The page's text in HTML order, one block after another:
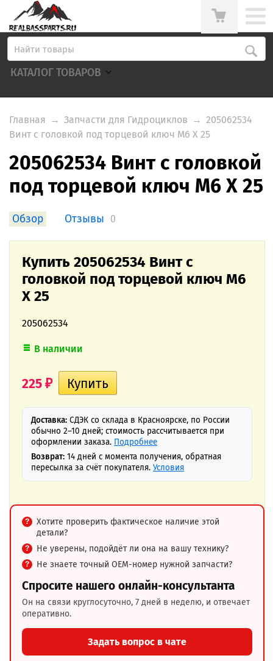
КАТАЛОГ ТОВАРОВ
Главная → Запчасти для Гидроциклов → 205062534
Винт с головкой под торцевой ключ M6 X 25
205062534 Винт с головкой
под торцевой ключ M6 X 25
Обзор Отзывы 0
Купить 205062534 Винт с
головкой под торцевой ключ M6
X 25
205062534
В наличии
225 ₽
Доставка: СДЭК со склада в Красноярске, по России
обычно 2–10 дней; стоимость рассчитывается при
оформлении заказа. Подробнее
Возврат: 14 дней с момента получения, обратная
пересылка за счёт покупателя. Условия
Хотите проверить фактическое наличие этой
детали?
Не уверены, подойдёт ли она на вашу технику?
Не знаете точный OEM-номер нужной запчасти?
Спросите нашего онлайн-консультанта
Он на связи круглосуточно, 7 дней в неделю, и отвечает
оперативно.
Задать вопрос в чате